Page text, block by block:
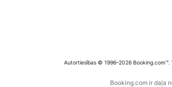
Autortiesības © 1996–2026 Booking.com™.
Booking.com ir daļa